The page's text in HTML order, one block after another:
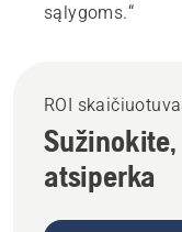
sąlygoms.“
ROI
Sužinokite,
atsiperka